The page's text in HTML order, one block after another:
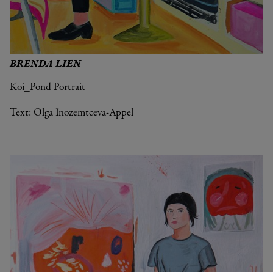
BRENDA LIEN
Koi_Pond Portrait
Text: Olga Inozemtceva-Appel